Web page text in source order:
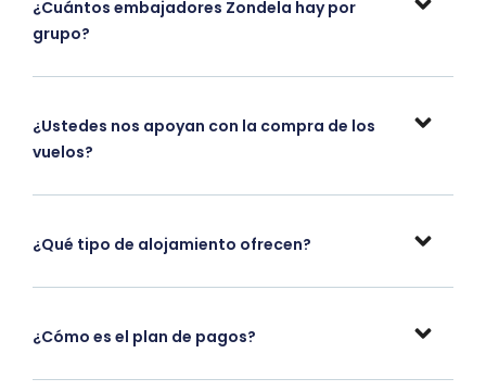
¿Cuántos embajadores Zondela hay por
grupo?
¿Ustedes nos apoyan con la compra de los
vuelos?
¿Qué tipo de alojamiento ofrecen?
¿Cómo es el plan de pagos?